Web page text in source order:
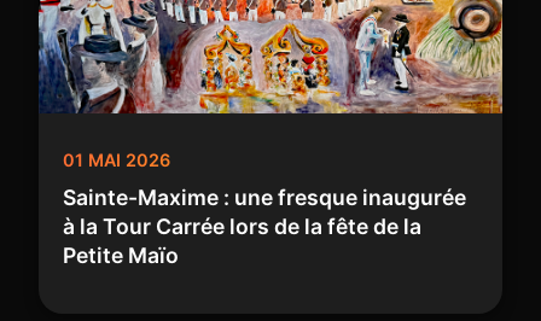
01 MAI 2026
Sainte-Maxime : une fresque inaugurée
à la Tour Carrée lors de la fête de la
Petite Maïo